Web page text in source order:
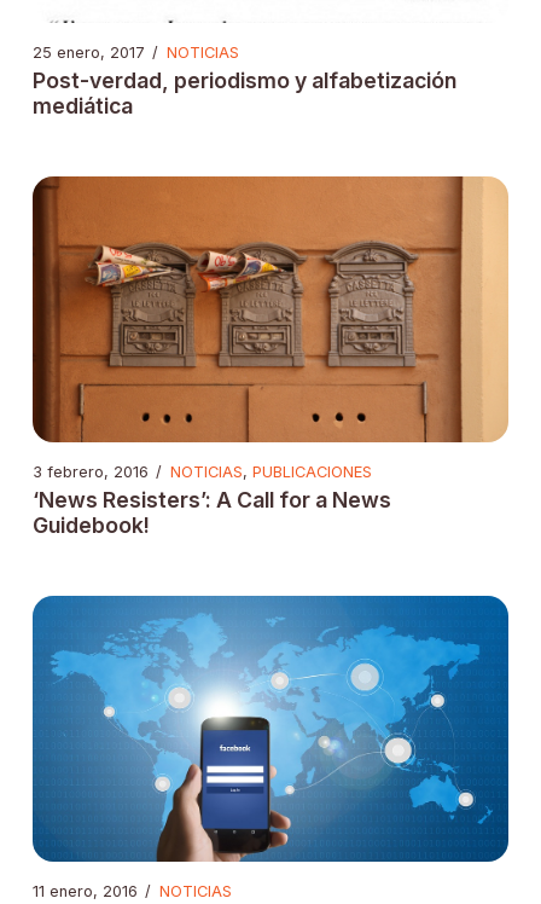
25 enero, 2017 / NOTICIAS
Post-verdad, periodismo y alfabetización
mediática
3 febrero, 2016 / NOTICIAS, PUBLICACIONES
‘News Resisters’: A Call for a News
Guidebook!
11 enero, 2016 / NOTICIAS